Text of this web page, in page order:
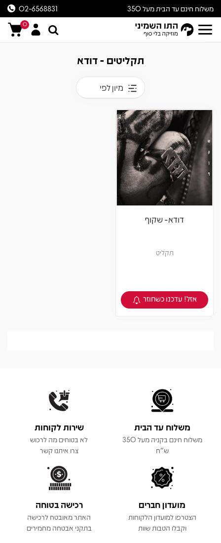
משלוח חינם עד הבית מעל 350
ש״ח
02-6568831
0
תקליטים - דודא
מיון לפי
דודא- שקוף
תקליט
צפיה במוצר
אזל! עדכנו כשחוזר
משלוח עד הבית
משלוח חינם בקניה מעל 350
ש"ח
שירות לקוחות
לא בטוחים מה לרכוש
צרו איתנו קשר
מועדון חברים
הצטרפו למועדון הלקוחות
וקבלו הטבות שוות
רכישה בטוחה
האתר מאובטח לרכישה
בתקני אבטחה מחמירים